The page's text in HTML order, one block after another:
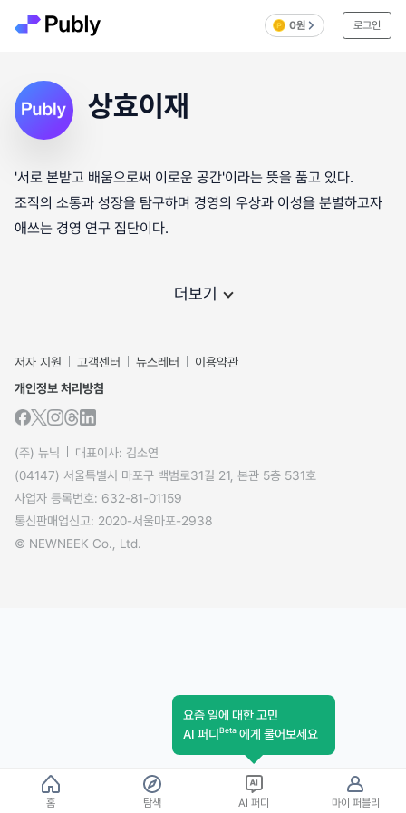
0원 로그인
상효이재
'서로 본받고 배움으로써 이로운 공간'이라는 뜻을 품고 있다.
조직의 소통과 성장을 탐구하며 경영의 우상과 이성을 분별하고자
애쓰는 경영 연구 집단이다.
더보기
저자 지원 고객센터 뉴스레터
이용약관
개인정보 처리방침
(주) 뉴닉
대표이사: 김소연
(04147) 서울특별시 마포구 백범로31길 21, 본관 5층 531호
사업자 등록번호: 632-81-01159
통신판매업신고: 2020-서울마포-2938
© NEWNEEK Co., Ltd.
홈 탐색
요즘 일에 대한 고민
AI 퍼디Beta 에게 물어보세요
AI 퍼디 마이 퍼블리